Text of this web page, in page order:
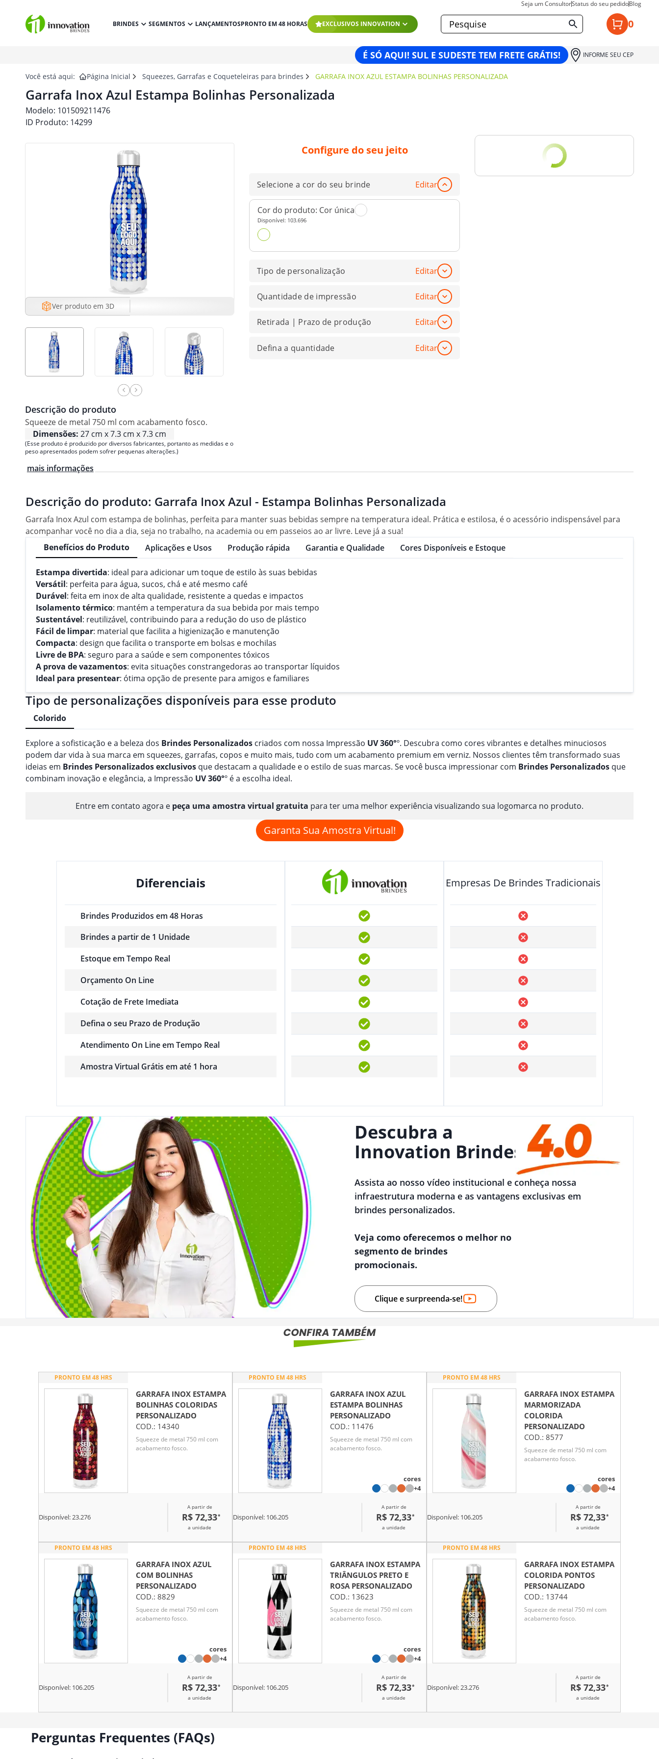
Seja um ConsultorStatus do seu pedidoBlog
BRINDES SEGMENTOS LANÇAMENTOSPRONTO EM 48 HORAS EXCLUSIVOS INNOVATION 0
É SÓ AQUI! SUL E SUDESTE TEM FRETE GRÁTIS! INFORME SEU CEP
Você está aqui: Página Inicial Squeezes, Garrafas e Coqueteleiras para brindes GARRAFA INOX AZUL ESTAMPA BOLINHAS PERSONALIZADA
Garrafa Inox Azul Estampa Bolinhas Personalizada
Modelo: 101509211476
ID Produto: 14299
Ver produto em 3D
Descrição do produto
Squeeze de metal 750 ml com acabamento fosco.
Dimensões: 27 cm x 7.3 cm x 7.3 cm
(Esse produto é produzido por diversos fabricantes, portanto as medidas e o
peso apresentados podem sofrer pequenas alterações.)
Configure do seu jeito
Selecione a cor do seu brinde Editar
Cor do produto: Cor única
Disponível: 103.696
Tipo de personalização Editar
Quantidade de impressão Editar
Retirada | Prazo de produção Editar
Defina a quantidade Editar
mais informações
Descrição do produto: Garrafa Inox Azul - Estampa Bolinhas Personalizada
Garrafa Inox Azul com estampa de bolinhas, perfeita para manter suas bebidas sempre na temperatura ideal. Prática e estilosa, é o acessório indispensável para
acompanhar você no dia a dia, seja no trabalho, na academia ou em passeios ao ar livre. Leve já a sua!
Benefícios do Produto
Aplicações e Usos Produção rápida Garantia e Qualidade Cores Disponíveis e Estoque
Estampa divertida: ideal para adicionar um toque de estilo às suas bebidas
Versátil: perfeita para água, sucos, chá e até mesmo café
Durável: feita em inox de alta qualidade, resistente a quedas e impactos
Isolamento térmico: mantém a temperatura da sua bebida por mais tempo
Sustentável: reutilizável, contribuindo para a redução do uso de plástico
Fácil de limpar: material que facilita a higienização e manutenção
Compacta: design que facilita o transporte em bolsas e mochilas
Livre de BPA: seguro para a saúde e sem componentes tóxicos
A prova de vazamentos: evita situações constrangedoras ao transportar líquidos
Ideal para presentear: ótima opção de presente para amigos e familiares
Tipo de personalizações disponíveis para esse produto
Colorido
Explore a sofisticação e a beleza dos Brindes Personalizados criados com nossa Impressão UV 360°º. Descubra como cores vibrantes e detalhes minuciosos
podem dar vida à sua marca em squeezes, garrafas, copos e muito mais, tudo com um acabamento premium em verniz. Nossos clientes têm transformado suas
ideias em Brindes Personalizadosexclusivos que destacam a qualidade e o estilo de suas marcas. Se você busca impressionar com Brindes Personalizados que
combinam inovação e elegância, a Impressão UV 360°º é a escolha ideal.
Entre em contato agora e peça uma amostra virtual gratuita para ter uma melhor experiência visualizando sua logomarca no produto.
Garanta Sua Amostra Virtual!
Diferenciais
Brindes Produzidos em 48 Horas
Brindes a partir de 1 Unidade
Estoque em Tempo Real
Orçamento On Line
Cotação de Frete Imediata
Defina o seu Prazo de Produção
Atendimento On Line em Tempo Real
Amostra Virtual Grátis em até 1 hora
Empresas De Brindes Tradicionais
Descubra a
Innovation Brindes
Assista ao nosso vídeo institucional e conheça nossa
infraestrutura moderna e as vantagens exclusivas em
brindes personalizados.
Veja como oferecemos o melhor no
segmento de brindes
promocionais.
Clique e surpreenda-se!
PRONTO EM 48 HRS
GARRAFA INOX ESTAMPA
BOLINHAS COLORIDAS
PERSONALIZADO
COD.: 14340
Squeeze de metal 750 ml com
acabamento fosco.
Disponível:23.276
A partir de
R$ 72,33*
a unidade
PRONTO EM 48 HRS
GARRAFA INOX AZUL
ESTAMPA BOLINHAS
PERSONALIZADO
COD.: 11476
Squeeze de metal 750 ml com
acabamento fosco.
cores
+4
Disponível: 106.205
A partir de
R$ 72,33*
a unidade
PRONTO EM 48 HRS
GARRAFA INOX ESTAMPA
MARMORIZADA
COLORIDA
PERSONALIZADO
COD.: 8577
Squeeze de metal 750 ml com
acabamento fosco.
cores
+4
Disponível: 106.205
A partir de
R$ 72,33*
a unidade
PRONTO EM 48 HRS
GARRAFA INOX AZUL
COM BOLINHAS
PERSONALIZADO
COD.: 8829
Squeeze de metal 750 ml com
acabamento fosco.
cores
+4
Disponível: 106.205
A partir de
R$ 72,33*
a unidade
PRONTO EM 48 HRS
GARRAFA INOX ESTAMPA
TRIÂNGULOS PRETO E
ROSAPERSONALIZADO
COD.: 13623
Squeeze de metal 750 ml com
acabamento fosco.
cores
+4
Disponível: 106.205
A partir de
R$ 72,33*
a unidade
PRONTO EM 48 HRS
GARRAFA INOX ESTAMPA
COLORIDA PONTOS
PERSONALIZADO
COD.: 13744
Squeeze de metal 750 ml com
acabamento fosco.
Disponível:23.276
A partir de
R$ 72,33*
a unidade
Perguntas Frequentes (FAQs)